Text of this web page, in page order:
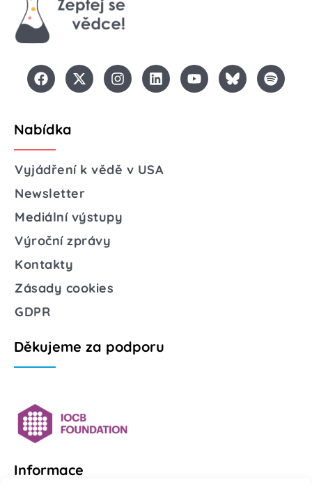
Nabídka
Vyjádření k vědě v USA
Newsletter
Mediální výstupy
Výroční zprávy
Kontakty
Zásady cookies
GDPR
Děkujeme za podporu
Informace